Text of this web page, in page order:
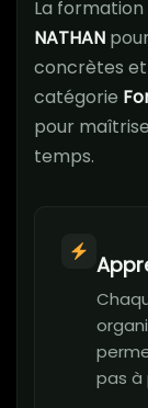
La formation
NATHAN
concrètes
catégorie
pour
temps.
pas à